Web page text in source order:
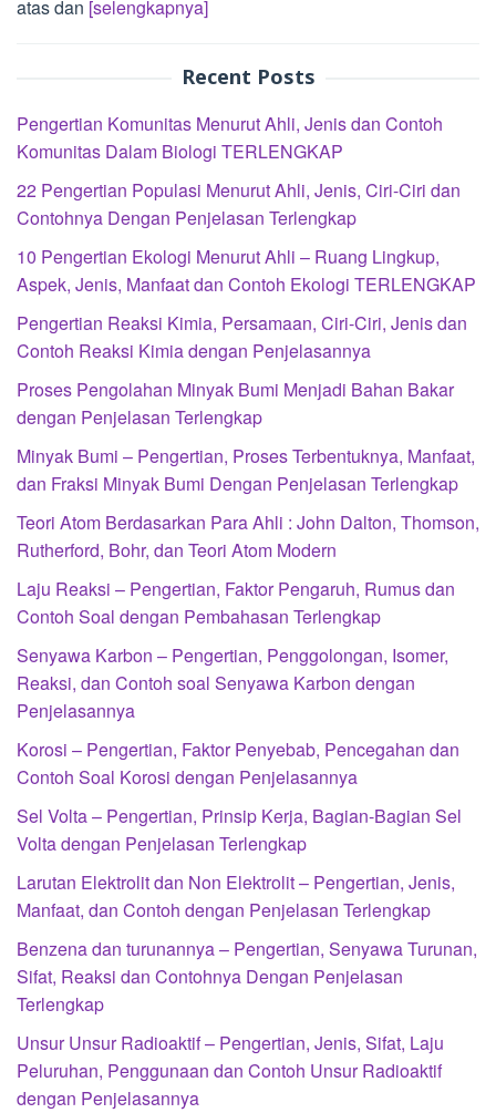
atas dan [selengkapnya]
Recent Posts
Pengertian Komunitas Menurut Ahli, Jenis dan Contoh
Komunitas Dalam Biologi TERLENGKAP
22 Pengertian Populasi Menurut Ahli, Jenis, Ciri-Ciri dan
Contohnya Dengan Penjelasan Terlengkap
10 Pengertian Ekologi Menurut Ahli – Ruang Lingkup,
Aspek, Jenis, Manfaat dan Contoh Ekologi TERLENGKAP
Pengertian Reaksi Kimia, Persamaan, Ciri-Ciri, Jenis dan
Contoh Reaksi Kimia dengan Penjelasannya
Proses Pengolahan Minyak Bumi Menjadi Bahan Bakar
dengan Penjelasan Terlengkap
Minyak Bumi – Pengertian, Proses Terbentuknya, Manfaat,
dan Fraksi Minyak Bumi Dengan Penjelasan Terlengkap
Teori Atom Berdasarkan Para Ahli : John Dalton, Thomson,
Rutherford, Bohr, dan Teori Atom Modern
Laju Reaksi – Pengertian, Faktor Pengaruh, Rumus dan
Contoh Soal dengan Pembahasan Terlengkap
Senyawa Karbon – Pengertian, Penggolongan, Isomer,
Reaksi, dan Contoh soal Senyawa Karbon dengan
Penjelasannya
Korosi – Pengertian, Faktor Penyebab, Pencegahan dan
Contoh Soal Korosi dengan Penjelasannya
Sel Volta – Pengertian, Prinsip Kerja, Bagian-Bagian Sel
Volta dengan Penjelasan Terlengkap
Larutan Elektrolit dan Non Elektrolit – Pengertian, Jenis,
Manfaat, dan Contoh dengan Penjelasan Terlengkap
Benzena dan turunannya – Pengertian, Senyawa Turunan,
Sifat, Reaksi dan Contohnya Dengan Penjelasan
Terlengkap
Unsur Unsur Radioaktif – Pengertian, Jenis, Sifat, Laju
Peluruhan, Penggunaan dan Contoh Unsur Radioaktif
dengan Penjelasannya